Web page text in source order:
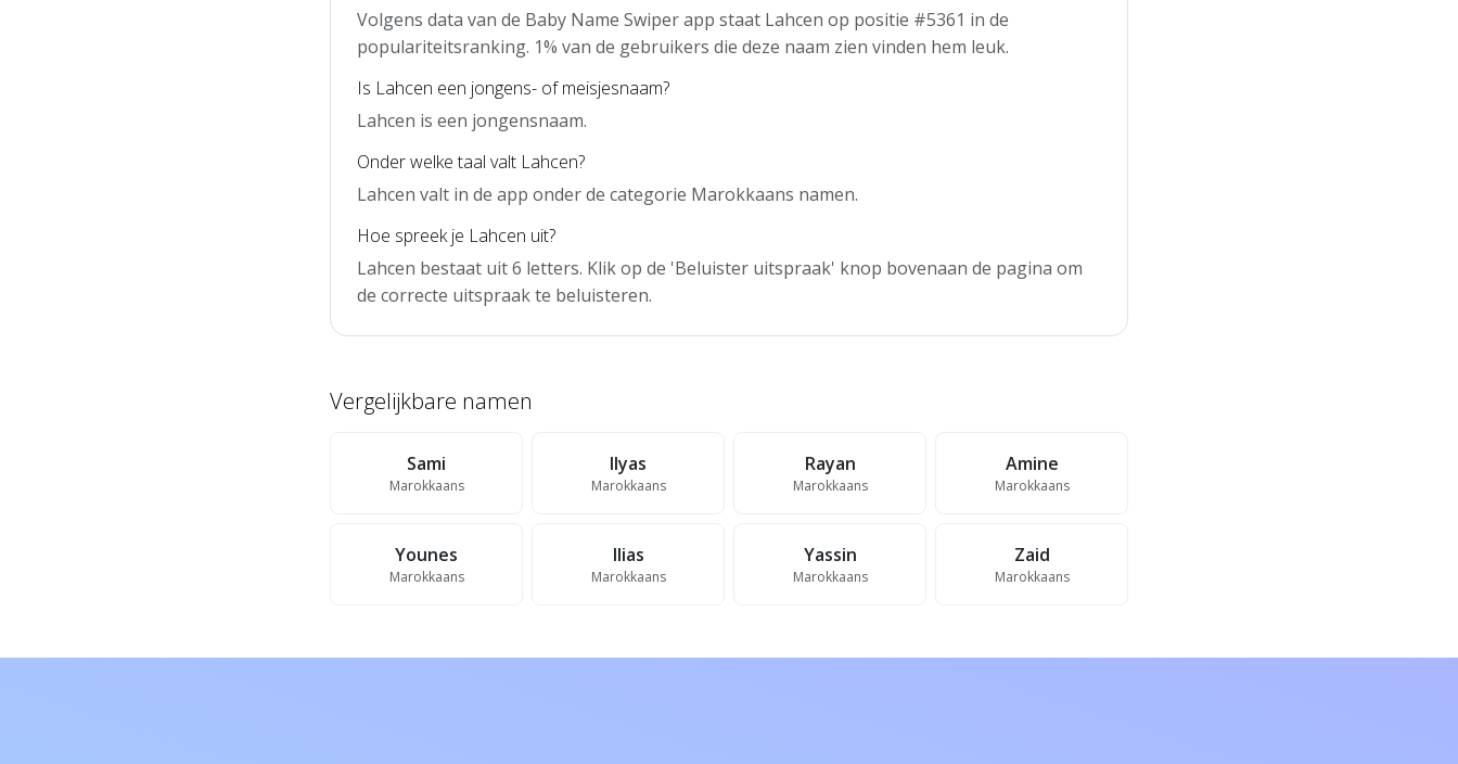
Volgens data van de Baby Name Swiper app staat Lahcen op positie #5361 in de
populariteitsranking. 1% van de gebruikers die deze naam zien vinden hem leuk.
Is Lahcen een jongens- of meisjesnaam?
Lahcen is een jongensnaam.
Onder welke taal valt Lahcen?
Lahcen valt in de app onder de categorie Marokkaans namen.
Hoe spreek je Lahcen uit?
Lahcen bestaat uit 6 letters. Klik op de 'Beluister uitspraak' knop bovenaan de pagina om
de correcte uitspraak te beluisteren.
Vergelijkbare namen
Sami
Marokkaans
Ilyas
Marokkaans
Rayan
Marokkaans
Amine
Marokkaans
Younes
Marokkaans
Ilias
Marokkaans
Yassin
Marokkaans
Zaid
Marokkaans